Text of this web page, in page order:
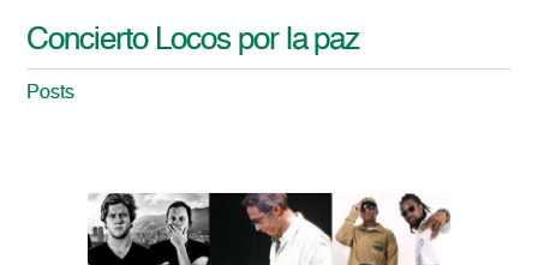
Concierto Locos por la paz
Posts